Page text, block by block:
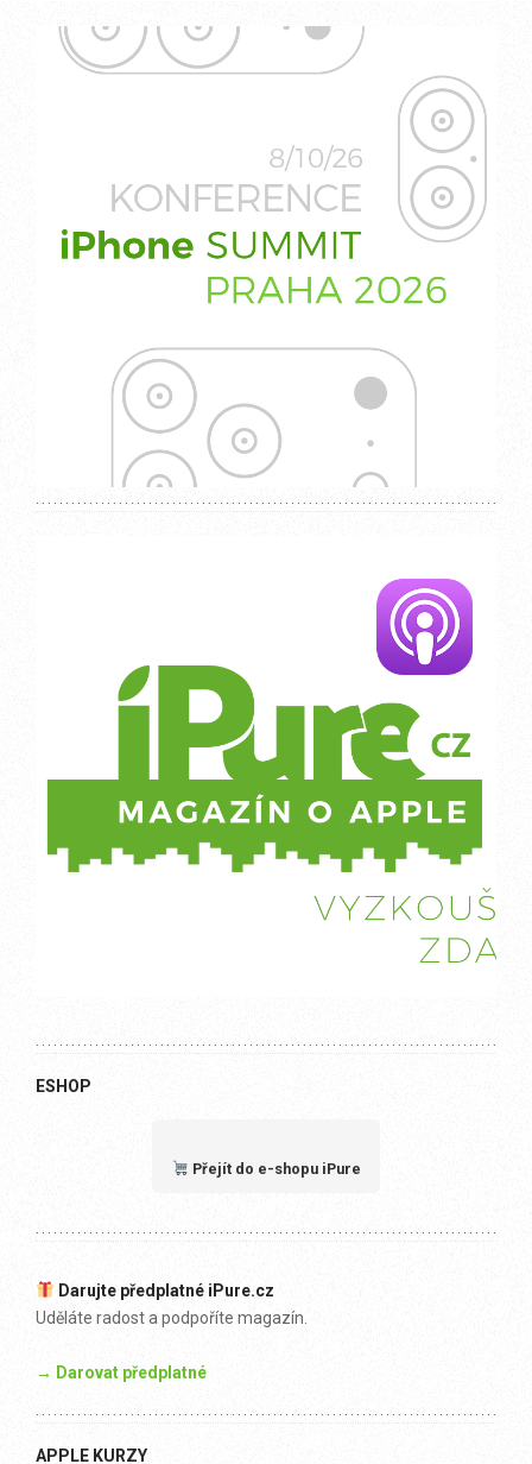
ESHOP
Přejít do e-shopu iPure
Darujte předplatné iPure.cz
Uděláte radost a podpoříte magazín.
→ Darovat předplatné
APPLE KURZY